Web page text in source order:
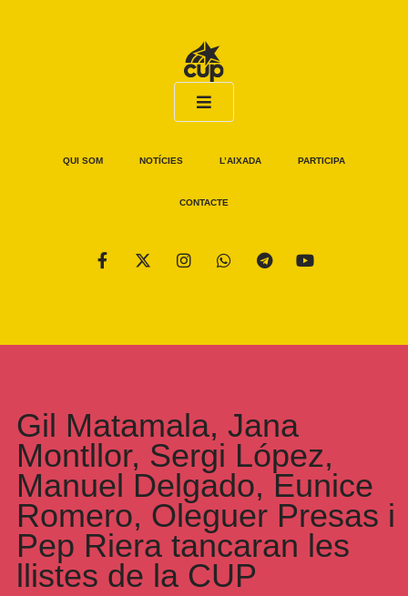
QUI SOM NOTÍCIES L’AIXADA PARTICIPA
CONTACTE
Gil Matamala, Jana
Montllor, Sergi López,
Manuel Delgado, Eunice
Romero, Oleguer Presas i
Pep Riera tancaran les
llistes de la CUP